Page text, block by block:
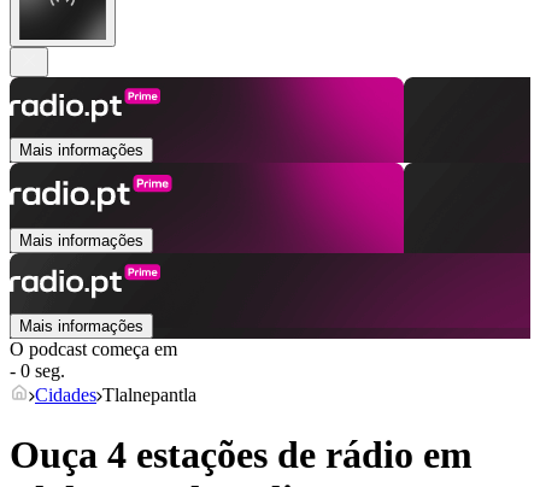
Mais informações
Mais informações
Mais informações
O podcast começa em
- 0 seg.
Cidades Tlalnepantla
Ouça 4 estações de rádio em